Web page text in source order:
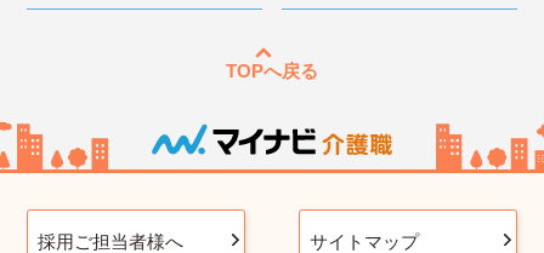
TOPへ戻る
採用ご担当者様へ サイトマップ